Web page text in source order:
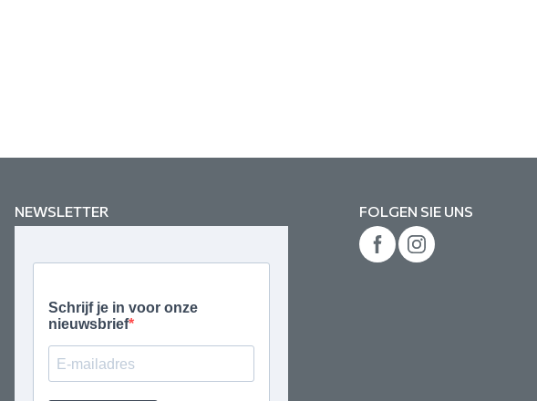
NEWSLETTER FOLGEN SIE UNS